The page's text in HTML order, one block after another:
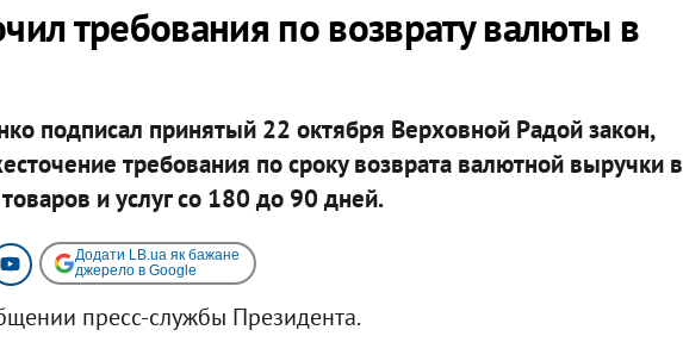
требования по возврату валюты в
подписал принятый 22 октября Верховной Радой закон,
требования по сроку возврата валютной выручки в
и услуг со 180 до 90 дней.
Додати LB.ua як бажане
джерело в Google
пресс-службы Президента.